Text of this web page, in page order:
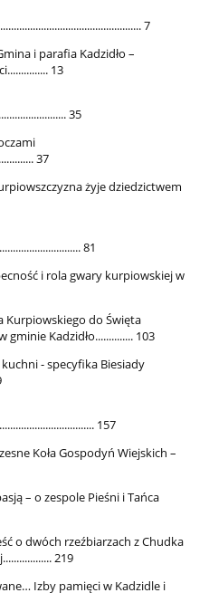
7
i parafia Kadzidło –
13
35
37
żyje dziedzictwem
81
i rola gwary kurpiowskiej w
Kurpiowskiego do Święta
Kadzidło.............. 103
- specyfika Biesiady
157
Koła Gospodyń Wiejskich –
– o zespole Pieśni i Tańca
o dwóch rzeźbiarzach z Chudka
219
Izby pamięci w Kadzidle i